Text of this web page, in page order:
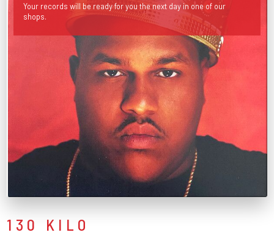
130 KILO
Your records will be ready for you the next day in one of our
shops.